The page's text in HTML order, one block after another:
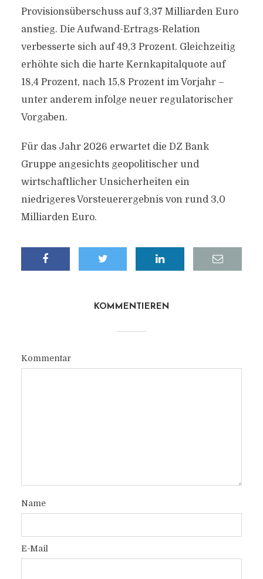
Provisionsüberschuss auf 3,37 Milliarden Euro
anstieg. Die Aufwand-Ertrags-Relation
verbesserte sich auf 49,3 Prozent. Gleichzeitig
erhöhte sich die harte Kernkapitalquote auf
18,4 Prozent, nach 15,8 Prozent im Vorjahr –
unter anderem infolge neuer regulatorischer
Vorgaben.
Für das Jahr 2026 erwartet die DZ Bank
Gruppe angesichts geopolitischer und
wirtschaftlicher Unsicherheiten ein
niedrigeres Vorsteuerergebnis von rund 3,0
Milliarden Euro.
KOMMENTIEREN
Kommentar
Name
E-Mail